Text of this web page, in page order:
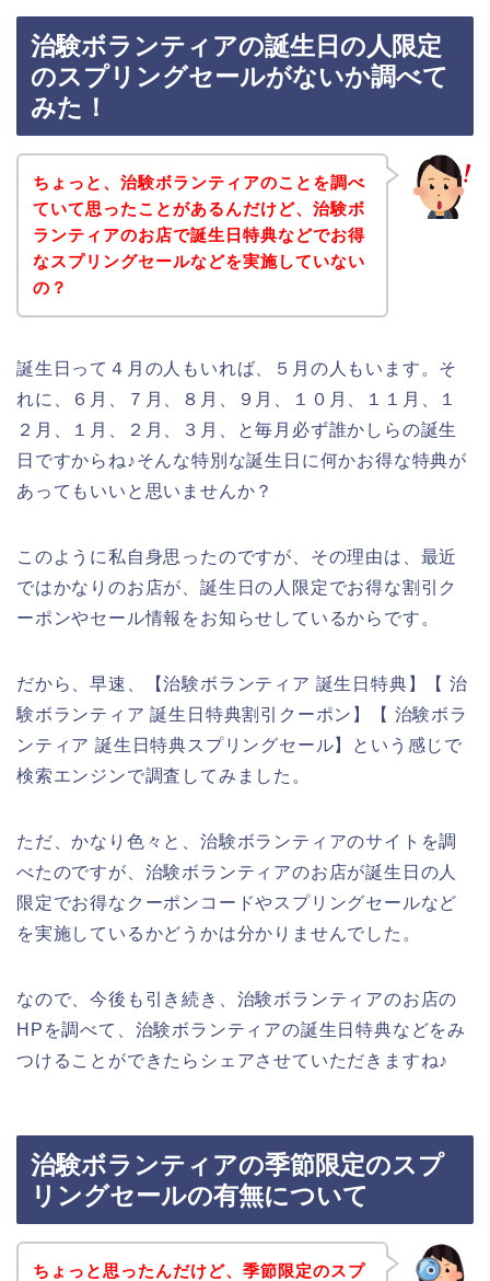
治験ボランティアの誕生日の人限定
のスプリングセールがないか調べて
みた！
ちょっと、治験ボランティアのことを調べ
ていて思ったことがあるんだけど、治験ボ
ランティアのお店で誕生日特典などでお得
なスプリングセールなどを実施していない
の？
誕生日って４月の人もいれば、５月の人もいます。そ
れに、６月、７月、８月、９月、１０月、１１月、１
２月、１月、２月、３月、と毎月必ず誰かしらの誕生
日ですからね♪そんな特別な誕生日に何かお得な特典が
あってもいいと思いませんか？
このように私自身思ったのですが、その理由は、最近
ではかなりのお店が、誕生日の人限定でお得な割引ク
ーポンやセール情報をお知らせしているからです。
だから、早速、【治験ボランティア 誕生日特典】【 治
験ボランティア 誕生日特典割引クーポン】【 治験ボラ
ンティア 誕生日特典スプリングセール】という感じで
検索エンジンで調査してみました。
ただ、かなり色々と、治験ボランティアのサイトを調
べたのですが、治験ボランティアのお店が誕生日の人
限定でお得なクーポンコードやスプリングセールなど
を実施しているかどうかは分かりませんでした。
なので、今後も引き続き、治験ボランティアのお店の
HPを調べて、治験ボランティアの誕生日特典などをみ
つけることができたらシェアさせていただきますね♪
治験ボランティアの季節限定のスプ
リングセールの有無について
ちょっと思ったんだけど、季節限定のスプ